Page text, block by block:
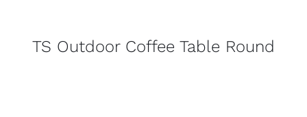
TS Outdoor Coffee Table Round